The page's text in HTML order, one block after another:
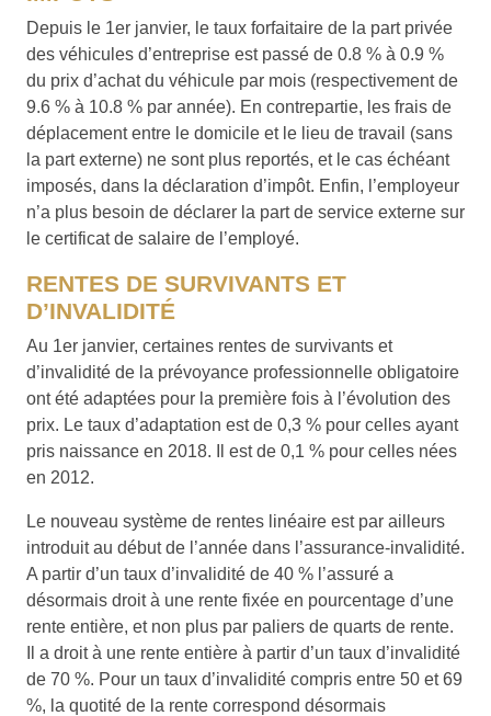
Depuis le 1er janvier, le taux forfaitaire de la part privée
des véhicules d’entreprise est passé de 0.8 % à 0.9 %
du prix d’achat du véhicule par mois (respectivement de
9.6 % à 10.8 % par année). En contrepartie, les frais de
déplacement entre le domicile et le lieu de travail (sans
la part externe) ne sont plus reportés, et le cas échéant
imposés, dans la déclaration d’impôt. Enfin, l’employeur
n’a plus besoin de déclarer la part de service externe sur
le certificat de salaire de l’employé.
RENTES DE SURVIVANTS ET
D’INVALIDITÉ
Au 1er janvier, certaines rentes de survivants et
d’invalidité de la prévoyance professionnelle obligatoire
ont été adaptées pour la première fois à l’évolution des
prix. Le taux d’adaptation est de 0,3 % pour celles ayant
pris naissance en 2018. Il est de 0,1 % pour celles nées
en 2012.
Le nouveau système de rentes linéaire est par ailleurs
introduit au début de l’année dans l’assurance-invalidité.
A partir d’un taux d’invalidité de 40 % l’assuré a
désormais droit à une rente fixée en pourcentage d’une
rente entière, et non plus par paliers de quarts de rente.
Il a droit à une rente entière à partir d’un taux d’invalidité
de 70 %. Pour un taux d’invalidité compris entre 50 et 69
%, la quotité de la rente correspond désormais